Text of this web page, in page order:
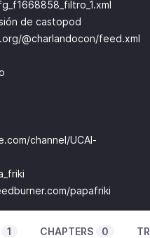
de castopod
@charlandocon/feed.xml
channel/UCAl-
papafriki
1 CHAPTERS 0